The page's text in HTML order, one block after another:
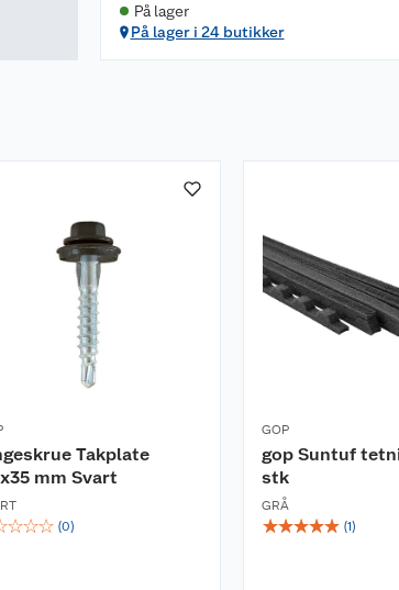
På lager
På lager i 24 butikker
Takplate
mm Svart
☆☆☆ (0)
GOP
gop Suntuf
stk
GRÅ
☆☆☆☆☆ (1)